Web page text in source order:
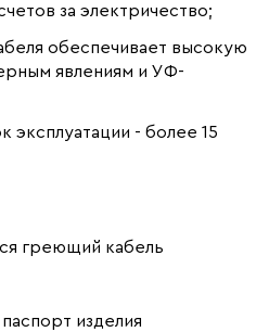
за электричество;
обеспечивает высокую
явлениям и УФ-
эксплуатации - более 15
греющий кабель
изделия